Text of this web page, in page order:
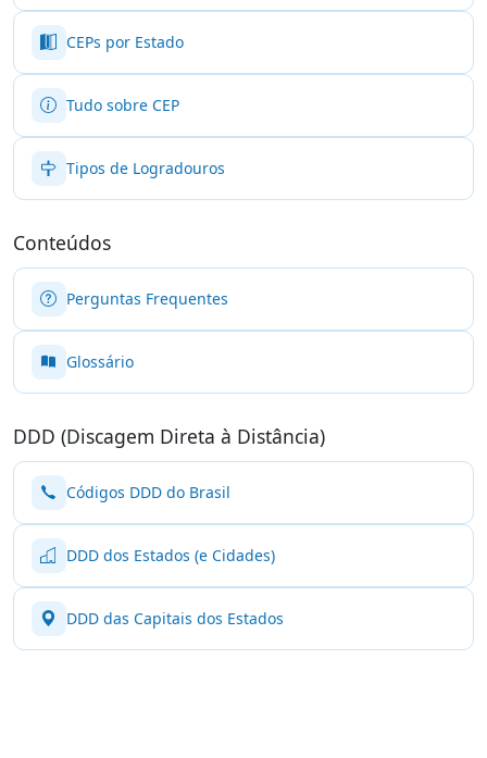
CEPs por Estado
Tudo sobre CEP
Tipos de Logradouros
Conteúdos
Perguntas Frequentes
Glossário
DDD (Discagem Direta à Distância)
Códigos DDD do Brasil
DDD dos Estados (e Cidades)
DDD das Capitais dos Estados